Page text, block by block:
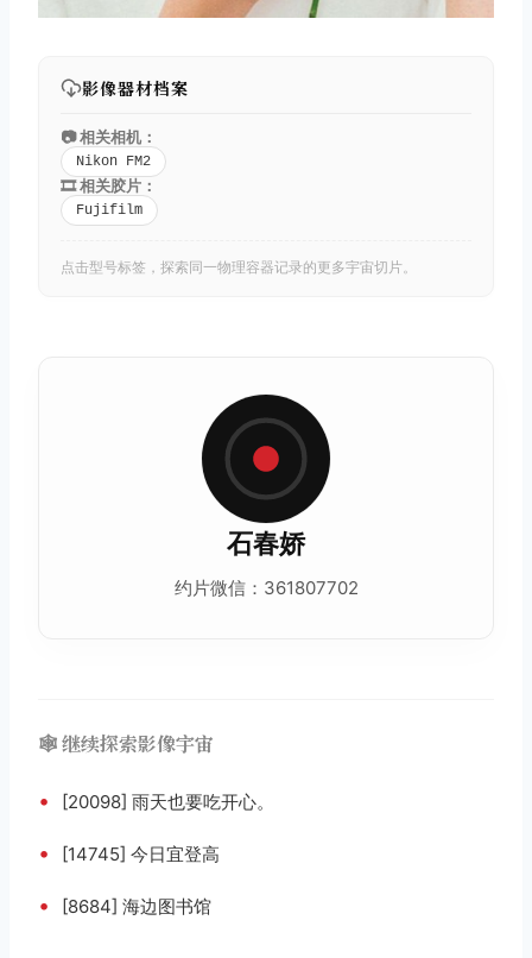
影像器材档案
📷 相关相机：
Nikon FM2
🎞️ 相关胶片：
Fujifilm
点击型号标签，探索同一物理容器记录的更多宇宙切片。
石春娇
约片微信：361807702
🕸️ 继续探索影像宇宙
• [20098] 雨天也要吃开心。
• [14745] 今日宜登高
• [8684] 海边图书馆